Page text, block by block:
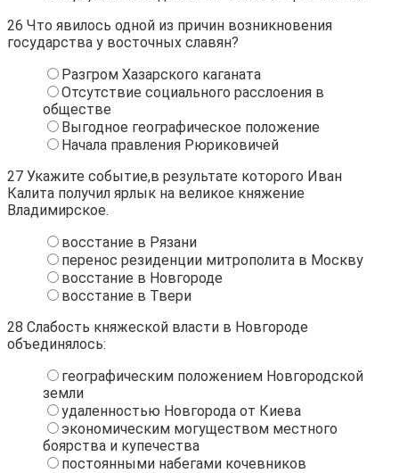
26 Что явилось одной из причин возникновения
государства у восточных славян?
Разгром Хазарского каганата
Отсутствие социального расслоения в
обществе
Выгодное географическое положение
Начала правления Рюриковичей
27 Укажите событие,в результате которого Иван
Калита получил ярлык на великое княжение
Владимирское.
восстание в Рязани
перенос резиденции митрополита в Москву
восстание в Новгороде
восстание в Твери
28 Слабость княжеской власти в Новгороде
объединялось:
географическим положением Новгородской
земли
удаленностью Новгорода от Киева
экономическим могуществом местного
боярства и купечества
постоянными набегами кочевников